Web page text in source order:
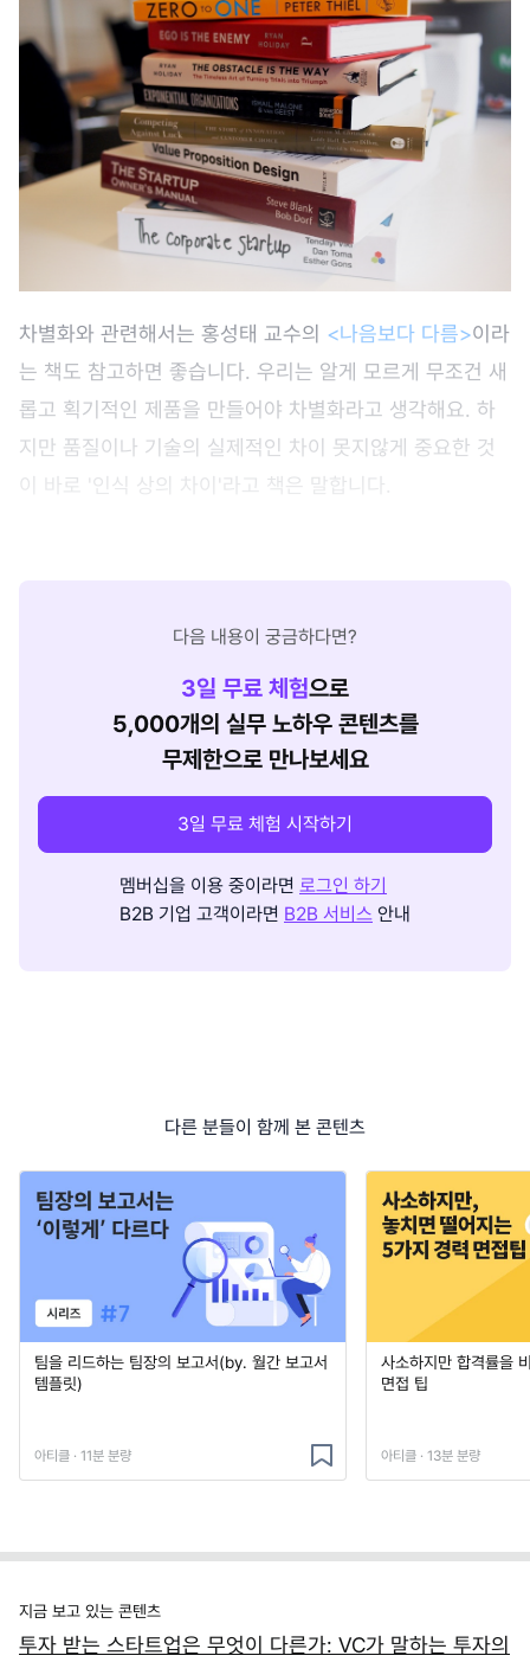
차별화와 관련해서는 홍성태 교수의 <나음보다 다름>이라
는 책도 참고하면 좋습니다. 우리는 알게 모르게 무조건 새
롭고 획기적인 제품을 만들어야 차별화라고 생각해요. 하
지만 품질이나 기술의 실제적인 차이 못지않게 중요한 것
이 바로 '인식 상의 차이'라고 책은 말합니다.
다음 내용이 궁금하다면?
3일 무료 체험으로
5,000개의 실무 노하우 콘텐츠를
무제한으로 만나보세요
3일 무료 체험 시작하기
멤버십을 이용 중이라면 로그인 하기
B2B 기업 고객이라면 B2B 서비스 안내
다른 분들이 함께 본 콘텐츠
팀을 리드하는 팀장의 보고서(by. 월간 보고서
템플릿)
아티클 · 11분 분량
사소하지만 합격률을
면접 팁
아티클 · 13분 분량
지금 보고 있는 콘텐츠
투자 받는 스타트업은 무엇이 다른가: VC가 말하는 투자의